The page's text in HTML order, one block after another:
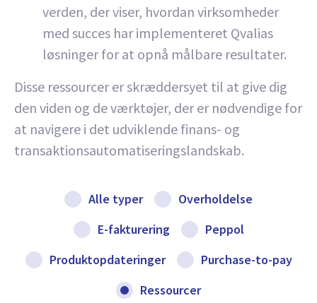
verden, der viser, hvordan virksomheder
med succes har implementeret Qvalias
løsninger for at opnå målbare resultater.
Disse ressourcer er skræddersyet til at give dig
den viden og de værktøjer, der er nødvendige for
at navigere i det udviklende finans- og
transaktionsautomatiseringslandskab.
Alle typer
Overholdelse
E-fakturering
Peppol
Produktopdateringer
Purchase-to-pay
Ressourcer